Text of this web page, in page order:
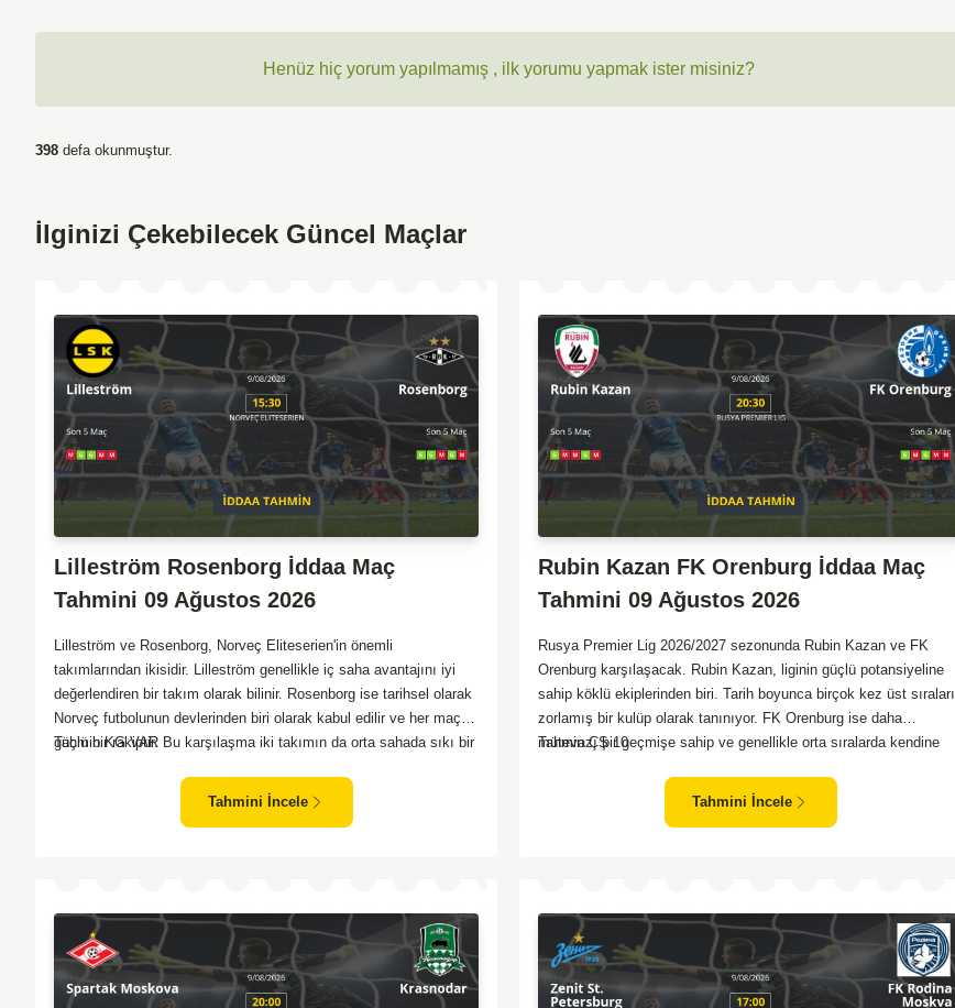
Henüz hiç yorum yapılmamış , ilk yorumu yapmak ister misiniz?
398 defa okunmuştur.
İlginizi Çekebilecek Güncel Maçlar
Lilleström Rosenborg İddaa Maç
Tahmini 09 Ağustos 2026
Lilleström ve Rosenborg, Norveç Eliteserien'in önemli
takımlarından ikisidir. Lilleström genellikle iç saha avantajını iyi
değerlendiren bir takım olarak bilinir. Rosenborg ise tarihsel olarak
Norveç futbolunun devlerinden biri olarak kabul edilir ve her maçta
güçlü bir rakiptir. Bu karşılaşma iki takımın da orta sahada sıkı bir
performansı ve Rosenborg'un deplasman oyunundaki etkisi birlikte
Tahmin KG VAR
Tahmini İncele
Rubin Kazan FK Orenburg İddaa Maç
Tahmini 09 Ağustos 2026
Rusya Premier Lig 2026/2027 sezonunda Rubin Kazan ve FK
Orenburg karşılaşacak. Rubin Kazan, liginin güçlü potansiyeline
sahip köklü ekiplerinden biri. Tarih boyunca birçok kez üst sıraları
zorlamış bir kulüp olarak tanınıyor. FK Orenburg ise daha
mütevazı bir geçmişe sahip ve genellikle orta sıralarda kendine
rakiplerine karşı daha etkili bir performans gösteriyor.
Tahmin ÇŞ 10
Tahmini İncele